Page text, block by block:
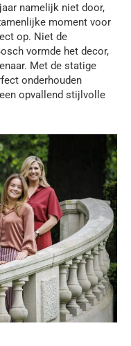
namelijk niet door,
moment voor
op. Niet de
vormde het decor,
Met de statige
onderhouden
opvallend stijlvolle